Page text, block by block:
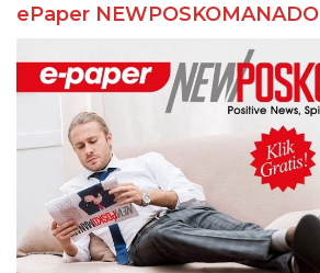
ePaper NEWPOSKOMANADO